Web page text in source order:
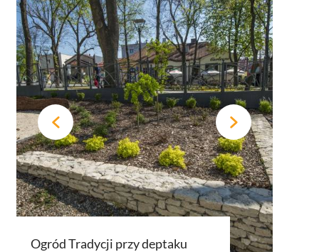
Ogród Tradycji przy deptaku